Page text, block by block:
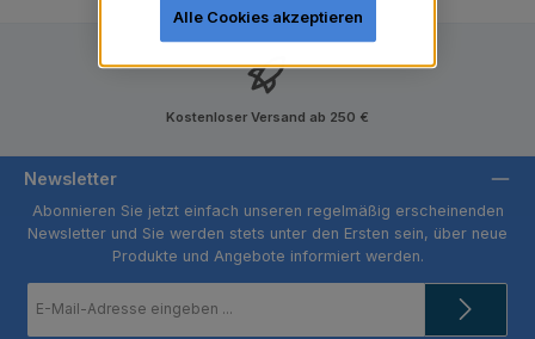
Kostenloser Versand ab 250 €
Newsletter
Abonnieren Sie jetzt einfach unseren regelmäßig erscheinenden
Newsletter und Sie werden stets unter den Ersten sein, über neue
Produkte und Angebote informiert werden.
Mail-
Alle Cookies akzeptieren